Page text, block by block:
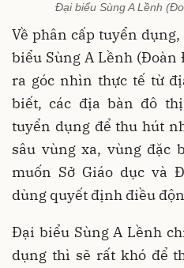
Đại biểu Sùng A Lềnh
Về phân cấp tuyển
biểu Sùng A Lềnh (Đoàn
ra góc nhìn thực tế từ
biết, các địa bàn đô
tuyển dụng để thu hút
sâu vùng xa, vùng đặc
muốn Sở Giáo dục và
dùng quyết định điều
Đại biểu Sùng A Lềnh
dụng thì sẽ rất khó để